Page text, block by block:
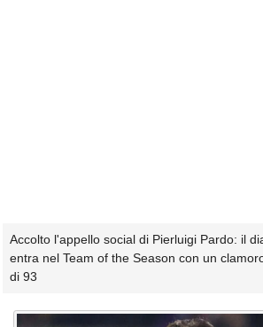
Accolto l'appello social di Pierluigi Pardo: il
entra nel Team of the Season con un
di 93